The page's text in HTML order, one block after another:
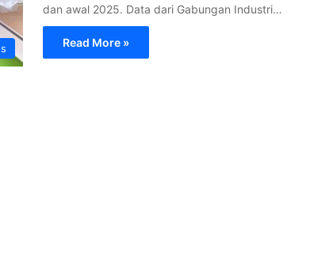
dan awal 2025. Data dari Gabungan Industri…
Read More »